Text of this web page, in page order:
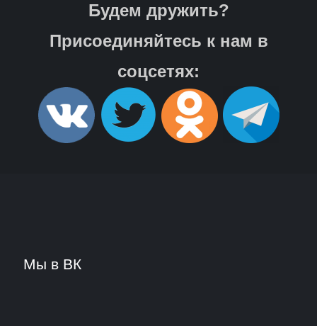
Будем дружить?
Присоединяйтесь к нам в
соцсетях:
Мы в ВК